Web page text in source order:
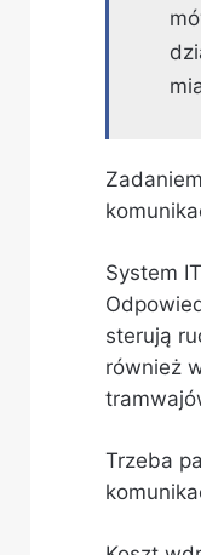
System
sterują
również
Trzeba